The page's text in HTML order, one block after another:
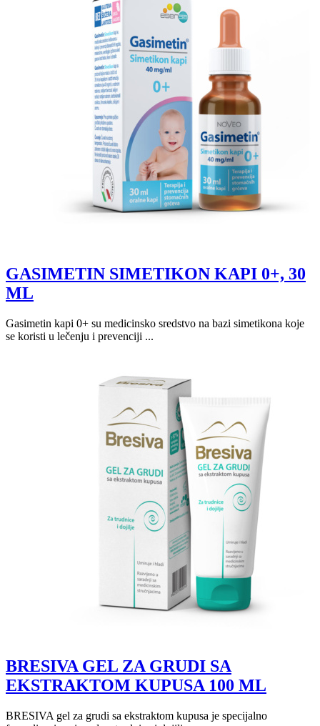
GASIMETIN SIMETIKON KAPI 0+, 30
ML
Gasimetin kapi 0+ su medicinsko sredstvo na bazi simetikona koje
se koristi u lečenju i prevenciji ...
BRESIVA GEL ZA GRUDI SA
EKSTRAKTOM KUPUSA 100 ML
BRESIVA gel za grudi sa ekstraktom kupusa je specijalno